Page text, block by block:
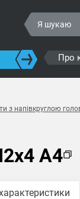
Про
з напівкруглою
A4